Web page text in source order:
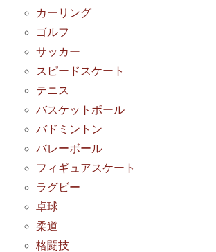
カーリング
ゴルフ
サッカー
スピードスケート
テニス
バスケットボール
バドミントン
バレーボール
フィギュアスケート
ラグビー
卓球
柔道
格闘技